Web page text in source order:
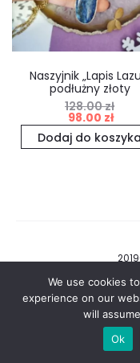
Naszyjnik „Lapis
podłużny złoty
128.00zł
Pierwotna
cena
98.00 zł
Aktualna
cena
Dodaj do koszyka
We use cookies
experience on our
will
Ok